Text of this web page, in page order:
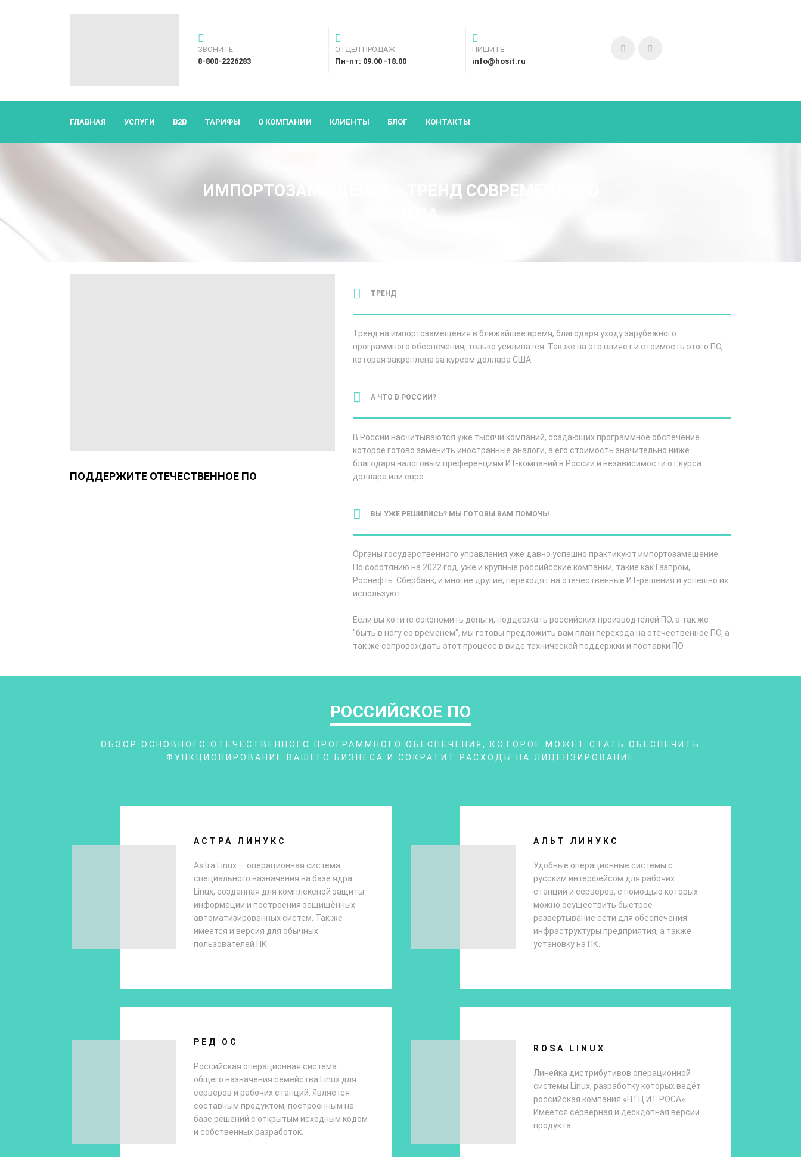
ЗВОНИТЕ
8-800-2226283
ОТДЕЛ ПРОДАЖ
Пн-пт: 09.00 -18.00
ПИШИТЕ
info@hosit.ru
ГЛАВНАЯ УСЛУГИ B2B ТАРИФЫ О КОМПАНИИ КЛИЕНТЫ БЛОГ КОНТАКТЫ
ИМПОРТОЗАМЕЩЕНИЕ - ТРЕНД СОВРЕМЕННОГО
ПОДДЕРЖИТЕ ОТЕЧЕСТВЕННОЕ ПО
ТРЕНД
Тренд на импортозамещения в ближайшее время, благодаря уходу зарубежного
программного обеспечения, только усиливатся. Так же на это влияет и стоимость этого ПО,
которая закреплена за курсом доллара США.
А ЧТО В РОССИИ?
В России насчитываются уже тысячи компаний, создающих программное обспечение.
которое готово заменить иностранные аналоги, а его стоимость значительно ниже
благодаря налоговым преференциям ИТ-компаний в России и независимости от курса
доллара или евро.
ВЫ УЖЕ РЕШИЛИСЬ? МЫ ГОТОВЫ ВАМ ПОМОЧЬ!
Органы государственного управления уже давно успешно практикуют импортозамещение.
По сосотянию на 2022 год, уже и крупные российсские компании, такие как Газпром,
Роснефть. Сбербанк, и многие другие, переходят на отечественные ИТ-решения и успешно их
используют.
Если вы хотите сэкономить деньги, поддержать российских производтелей ПО, а так же
"быть в ногу со временем", мы готовы предложить вам план перехода на отечественное ПО, а
так же сопровождать этот процесс в виде технической поддержки и поставки ПО.
РОССИЙСКОЕ ПО
ОБЗОР ОСНОВНОГО ОТЕЧЕСТВЕННОГО ПРОГРАММНОГО ОБЕСПЕЧЕНИЯ, КОТОРОЕ МОЖЕТ СТАТЬ ОБЕСПЕЧИТЬ
ФУНКЦИОНИРОВАНИЕ ВАШЕГО БИЗНЕСА И СОКРАТИТ РАСХОДЫ НА ЛИЦЕНЗИРОВАНИЕ
АСТРА ЛИНУКС
Astra Linux — операционная система
специального назначения на базе ядра
Linux, созданная для комплексной защиты
информации и построения защищённых
автоматизированных систем. Так же
имеется и версия для обычных
пользователей ПК.
АЛЬТ ЛИНУКС
Удобные операционные системы с
русским интерфейсом для рабочих
станций и серверов, с помощью которых
можно осуществить быстрое
развертывание сети для обеспечения
инфраструктуры предприятия, а также
установку на ПК.
РЕД ОС
Российская операционная система
общего назначения семейства Linux для
серверов и рабочих станций. Является
составным продуктом, построенным на
базе решений с открытым исходным кодом
и собственных разработок.
ROSA LINUX
Линейка дистрибутивов операционной
системы Linux, разработку которых ведёт
российская компания «НТЦ ИТ РОСА».
Имеется серверная и дескдопная версии
продукта.